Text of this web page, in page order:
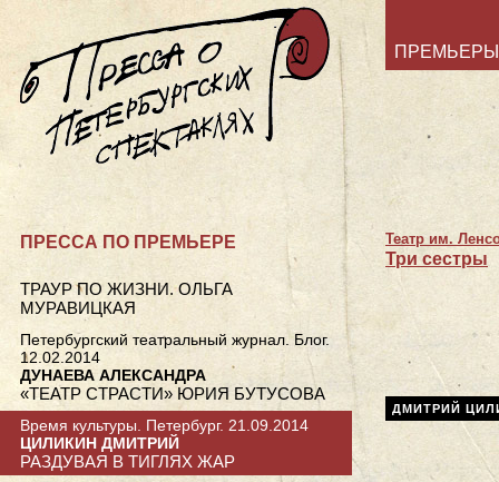
ПРЕМЬЕРЫ
Театр им.
Три сестры
ДМИТРИЙ
ПРЕССА ПО ПРЕМЬЕРЕ
ТРАУР ПО ЖИЗНИ. ОЛЬГА
МУРАВИЦКАЯ
Петербургский театральный журнал. Блог.
12.02.2014
ДУНАЕВА АЛЕКСАНДРА
«ТЕАТР СТРАСТИ» ЮРИЯ БУТУСОВА
Время культуры. Петербург. 21.09.2014
ЦИЛИКИН ДМИТРИЙ
РАЗДУВАЯ В ТИГЛЯХ ЖАР